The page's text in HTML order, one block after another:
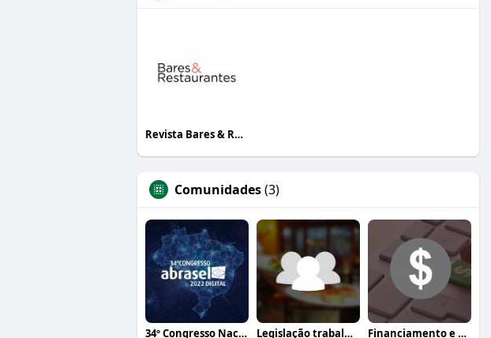
Revista Bares & Restaurantes
Comunidades(3)
34º Congresso Nacional Abrasel Legislação trabalhista Financiamento e crédito